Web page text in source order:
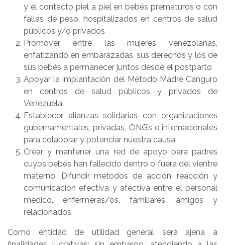
y el contacto piel a piel en bebés prematuros o con
fallas de peso, hospitalizados en centros de salud
públicos y/o privados
Promover entre las mujeres venezolanas,
enfatizando en embarazadas, sus derechos y los de
sus bebés a permanecer juntos desde el postparto
Apoyar la implantación del Método Madre Canguro
en centros de salud públicos y privados de
Venezuela
Establecer alianzas solidarias con organizaciones
gubernamentales, privadas, ONG’s e internacionales
para colaborar y potenciar nuestra causa
Crear y mantener una red de apoyo para padres
cuyos bebés han fallecido dentro o fuera del vientre
materno. Difundir métodos de acción, reacción y
comunicación efectiva y afectiva entre el personal
médico, enfermeras/os, familiares, amigos y
relacionados.
Como entidad de utilidad general será ajena a